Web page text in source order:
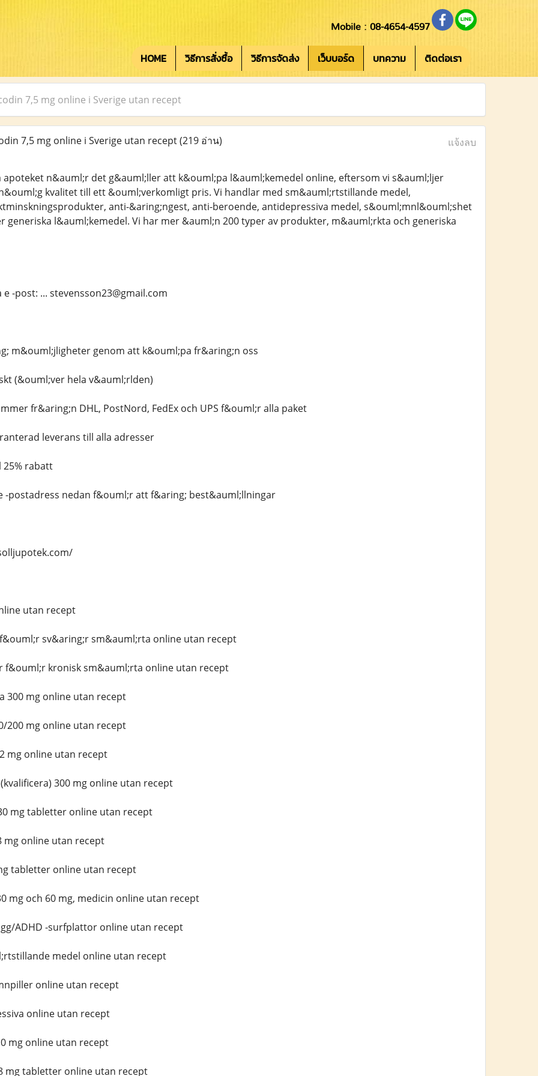
Mobile : 08-4654-4597
HOME วิธีการสั่งซื้อ วิธีการจัดส่ง เว็บบอร์ด บทความ ติดต่อเรา
7,5 mg online i Sverige utan recept
7,5 mg online i Sverige utan recept(219 อ่าน) แจ้งลบ
apoteket n&auml;r det g&auml;ller att k&ouml;pa l&auml;kemedel online, eftersom vi s&auml;ljer
kvalitet till ett &ouml;verkomligt pris. Vi handlar med sm&auml;rtstillande medel,
anti-&aring;ngest, anti-beroende, antidepressiva medel, s&ouml;mnl&ouml;shet
generiska l&auml;kemedel. Vi har mer &auml;n 200 typer av produkter, m&auml;rkta och generiska
-post: ... stevensson23@gmail.com
m&ouml;jligheter genom att k&ouml;pa fr&aring;n oss
(&ouml;ver hela v&auml;rlden)
fr&aring;n DHL, PostNord, FedEx och UPS f&ouml;r alla paket
leverans till alla adresser
25% rabatt
-postadress nedan f&ouml;r att f&aring; best&auml;llningar
utan recept
sv&aring;r sm&auml;rta online utan recept
f&ouml;r kronisk sm&auml;rta online utan recept
300 mg online utan recept
200 mg online utan recept
mg online utan recept
300 mg online utan recept
mg tabletter online utan recept
mg online utan recept
tabletter online utan recept
mg och 60 mg, medicin online utan recept
ADHD -surfplattor online utan recept
medel online utan recept
online utan recept
online utan recept
mg online utan recept
mg tabletter online utan recept